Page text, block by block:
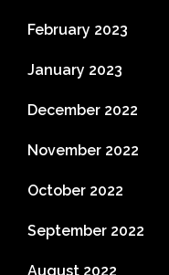
February 2023
January 2023
December 2022
November 2022
October 2022
September 2022
August 2022